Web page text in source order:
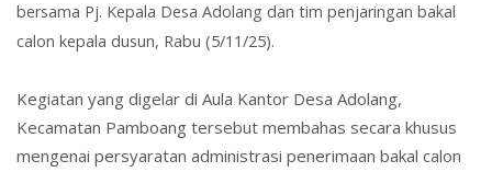
bersama Pj. Kepala Desa Adolang dan tim penjaringan bakal
calon kepala dusun, Rabu (5/11/25).
Kegiatan yang digelar di Aula Kantor Desa Adolang,
Kecamatan Pamboang tersebut membahas secara khusus
mengenai persyaratan administrasi penerimaan bakal calon